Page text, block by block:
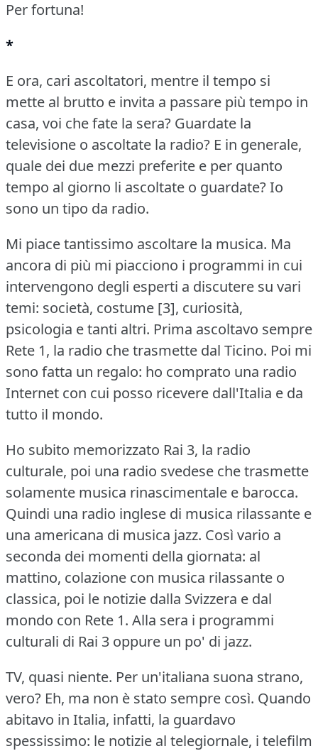
Per fortuna!
*
E ora, cari ascoltatori, mentre il tempo si
mette al brutto e invita a passare più tempo in
casa, voi che fate la sera? Guardate la
televisione o ascoltate la radio? E in generale,
quale dei due mezzi preferite e per quanto
tempo al giorno li ascoltate o guardate?Io
sono un tipo da radio.
Mi piace tantissimo ascoltare la musica. Ma
ancora di più mi piacciono i programmi in cui
intervengono degli esperti a discutere su vari
temi: società, costume [3], curiosità,
psicologia e tanti altri. Prima ascoltavo sempre
Rete 1, la radio che trasmette dal Ticino. Poi mi
sono fatta un regalo: ho comprato una radio
Internet con cui posso ricevere dall'Italia e da
tutto il mondo.
Ho subito memorizzato Rai 3, la radio
culturale, poi una radio svedese che trasmette
solamente musica rinascimentale e barocca.
Quindi una radio inglese di musica rilassante e
una americana di musica jazz. Così vario a
seconda dei momenti della giornata: al
mattino, colazione con musica rilassante o
classica, poi le notizie dalla Svizzera e dal
mondo con Rete 1. Alla sera i programmi
culturali di Rai 3 oppure un po' di jazz.
TV, quasi niente. Per un'italiana suona strano,
vero? Eh, ma non è stato sempre così. Quando
abitavo in Italia, infatti, la guardavo
spessissimo: le notizie al telegiornale, i telefilm